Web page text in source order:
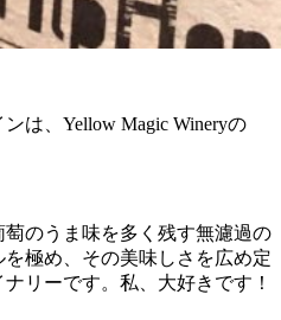
は、Yellow Magic Wineryの
のうま味を多く残す無濾過の
を極め、その美味しさを広め定
リーです。私、大好きです！